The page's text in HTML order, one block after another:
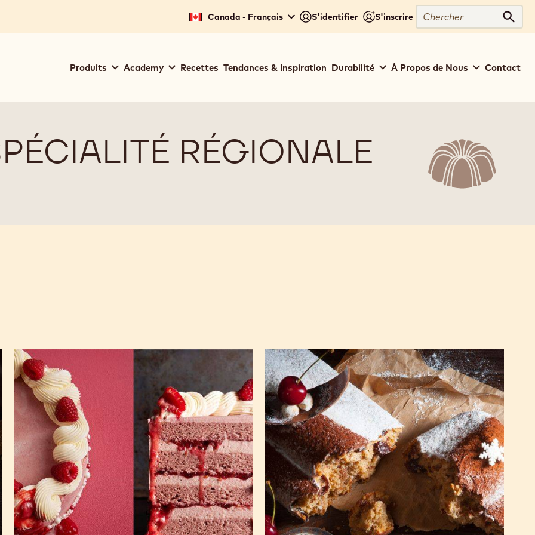
Canada - Français S'identifier S'inscrire
Chercher
navigation
Produits Academy Recettes Tendances & Inspiration Durabilité À Propos de Nous Contact
RÉGIONALE
Gâteau
velvet
ruby
framboise
Stollen